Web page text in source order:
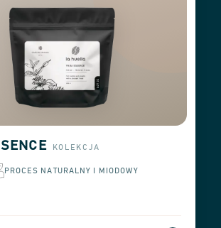
KOLEKCJA
PROCES NATURALNY I MIODOWY